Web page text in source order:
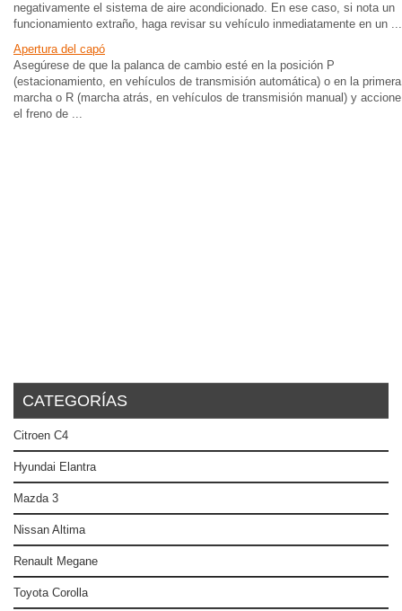
negativamente el sistema de aire acondicionado. En ese caso, si nota un
funcionamiento extraño, haga revisar su vehículo inmediatamente en un ...
Apertura del capó
Asegúrese de que la palanca de cambio esté en la posición P
(estacionamiento, en vehículos de transmisión automática) o en la primera
marcha o R (marcha atrás, en vehículos de transmisión manual) y accione
el freno de ...
CATEGORÍAS
Citroen C4
Hyundai Elantra
Mazda 3
Nissan Altima
Renault Megane
Toyota Corolla